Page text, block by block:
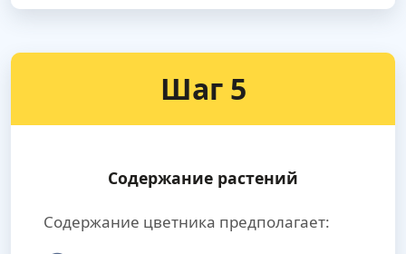
Шаг 5
Содержание растений
Содержание цветника предполагает: